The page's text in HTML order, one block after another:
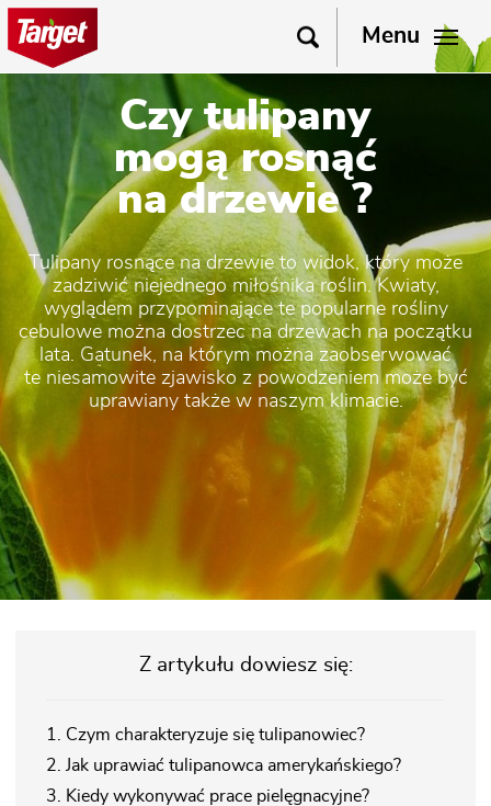
Menu
Czy tulipany
mogą rosnąć
na drzewie ?
Tulipany rosnące na drzewie to widok, który może
zadziwić niejednego miłośnika roślin. Kwiaty,
wyglądem przypominające te popularne rośliny
cebulowe można dostrzec na drzewach na początku
lata. Gatunek, na którym można zaobserwować
te niesamowite zjawisko z powodzeniem może być
uprawiany także w naszym klimacie.
Z artykułu dowiesz się:
1. Czym charakteryzuje się tulipanowiec?
2. Jak uprawiać tulipanowca amerykańskiego?
3. Kiedy wykonywać prace pielęgnacyjne?